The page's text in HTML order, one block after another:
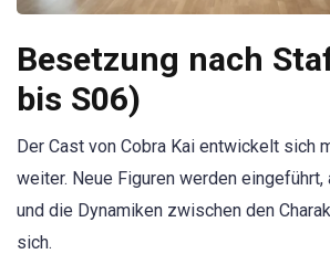
Besetzung nach
bis S06)
Der Cast von Cobra Kai entwickelt sich
weiter. Neue Figuren werden eingeführt,
und die Dynamiken zwischen den
sich.